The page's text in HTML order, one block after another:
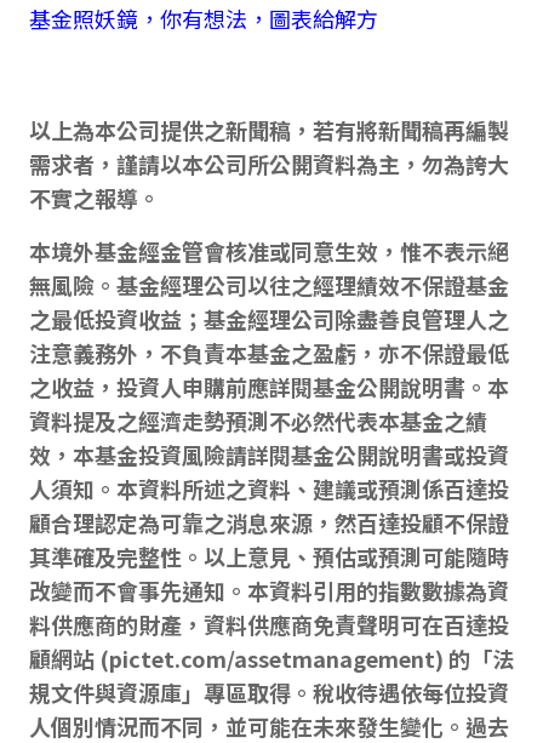
基金照妖鏡，你有想法，圖表給解方
以上為本公司提供之新聞稿，若有將新聞稿再編製
需求者，謹請以本公司所公開資料為主，勿為誇大
不實之報導。
本境外基金經金管會核准或同意生效，惟不表示絕
無風險。基金經理公司以往之經理績效不保證基金
之最低投資收益；基金經理公司除盡善良管理人之
注意義務外，不負責本基金之盈虧，亦不保證最低
之收益，投資人申購前應詳閱基金公開說明書。本
資料提及之經濟走勢預測不必然代表本基金之績
效，本基金投資風險請詳閱基金公開說明書或投資
人須知。本資料所述之資料、建議或預測係百達投
顧合理認定為可靠之消息來源，然百達投顧不保證
其準確及完整性。以上意見、預估或預測可能隨時
改變而不會事先通知。本資料引用的指數數據為資
料供應商的財產，資料供應商免責聲明可在百達投
顧網站 (pictet.com/assetmanagement) 的「法
規文件與資源庫」專區取得。稅收待遇依每位投資
人個別情況而不同，並可能在未來發生變化。過去